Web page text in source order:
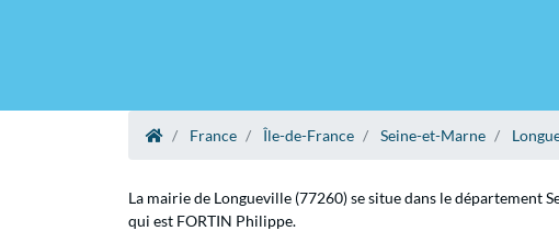
France Île-de-France Seine-et-Marne
La mairie de Longueville (77260) se situe dans le département
qui est FORTIN Philippe.